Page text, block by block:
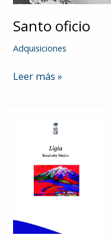
Santo oficio
Adquisiciones
Santo
Leer más »